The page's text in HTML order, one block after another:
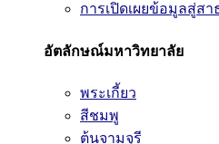
การเปิดเผยข้อมูลสู่ส
อัตลักษณ์มหาวิทยาลัย
พระเกี้ยว
สีชมพู
ต้นจามจุรี